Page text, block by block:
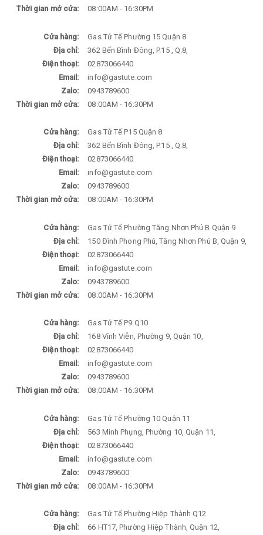
Thời gian mở cửa:
08:00AM - 16:30PM
Cửa hàng:
Gas Tử Tế Phường 15 Quận 8
Địa chỉ:
362 Bến Bình Đông, P.15 , Q.8,
Điện thoại:
02873066440
Email:
info@gastute.com
Zalo:
0943789600
Thời gian mở cửa:
08:00AM - 16:30PM
Cửa hàng:
Gas Tử Tế P15 Quận 8
Địa chỉ:
362 Bến Bình Đông, P.15 , Q.8,
Điện thoại:
02873066440
Email:
info@gastute.com
Zalo:
0943789600
Thời gian mở cửa:
08:00AM - 16:30PM
Cửa hàng:
Gas Tử Tế Phường Tăng Nhơn Phú B Quận 9
Địa chỉ:
150 Đình Phong Phú, Tăng Nhơn Phú B, Quận 9,
Điện thoại:
02873066440
Email:
info@gastute.com
Zalo:
0943789600
Thời gian mở cửa:
08:00AM - 16:30PM
Cửa hàng:
Gas Tử Tế P9 Q10
Địa chỉ:
168 Vĩnh Viễn, Phường 9, Quận 10,
Điện thoại:
02873066440
Email:
info@gastute.com
Zalo:
0943789600
Thời gian mở cửa:
08:00AM - 16:30PM
Cửa hàng:
Gas Tử Tế Phường 10 Quận 11
Địa chỉ:
563 Minh Phụng, Phường 10, Quận 11,
Điện thoại:
02873066440
Email:
info@gastute.com
Zalo:
0943789600
Thời gian mở cửa:
08:00AM - 16:30PM
Cửa hàng:
Gas Tử Tế Phường Hiệp Thành Q12
Địa chỉ:
66 HT17, Phường Hiệp Thành, Quận 12,